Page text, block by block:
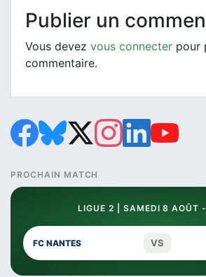
Publier un
Vous devez vous connecter pour
commentaire.
PROCHAIN MATCH
LIGUE 2 | SAMEDI 8 AOÛT
FC NANTES VS